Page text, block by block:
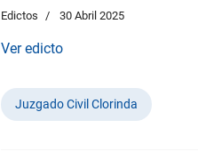
Edictos 30 Abril 2025
Ver edicto
Juzgado Civil Clorinda